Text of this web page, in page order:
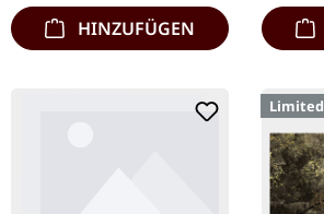
HINZUFÜGEN
Limited